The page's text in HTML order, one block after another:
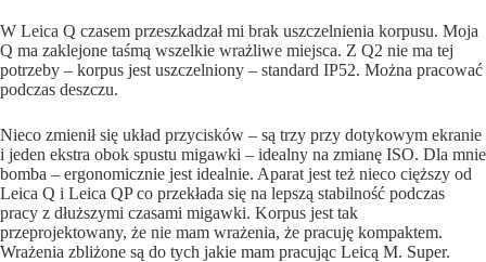
W Leica Q czasem przeszkadzał mi brak uszczelnienia korpusu. Moja
Q ma zaklejone taśmą wszelkie wrażliwe miejsca. Z Q2 nie ma tej
potrzeby – korpus jest uszczelniony – standard IP52. Można pracować
podczas deszczu.
Nieco zmienił się układ przycisków – są trzy przy dotykowym ekranie
i jeden ekstra obok spustu migawki – idealny na zmianę ISO. Dla mnie
bomba – ergonomicznie jest idealnie. Aparat jest też nieco cięższy od
Leica Q i Leica QP co przekłada się na lepszą stabilność podczas
pracy z dłuższymi czasami migawki. Korpus jest tak
przeprojektowany, że nie mam wrażenia, że pracuję kompaktem.
Wrażenia zbliżone są do tych jakie mam pracując Leicą M. Super.